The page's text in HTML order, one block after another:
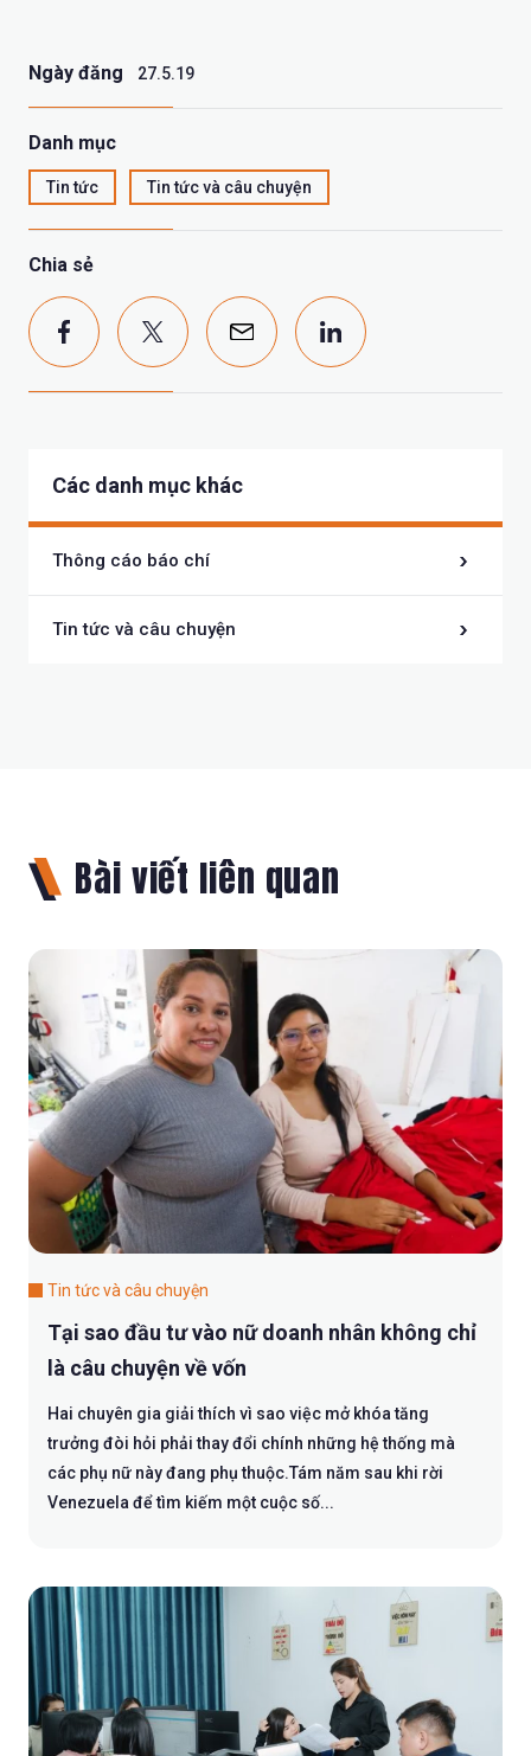
Ngày đăng 27.5.19
Danh mục
Tin tức Tin tức và câu chuyện
Chia sẻ
Các danh mục khác
Thông cáo báo chí
Tin tức và câu chuyện
Bài viết liên quan
Tin tức và câu chuyện
Tại sao đầu tư vào nữ doanh nhân không chỉ
là câu chuyện về vốn
Hai chuyên gia giải thích vì sao việc mở khóa tăng
trưởng đòi hỏi phải thay đổi chính những hệ thống mà
các phụ nữ này đang phụ thuộc.Tám năm sau khi rời
Venezuela để tìm kiếm một cuộc số...